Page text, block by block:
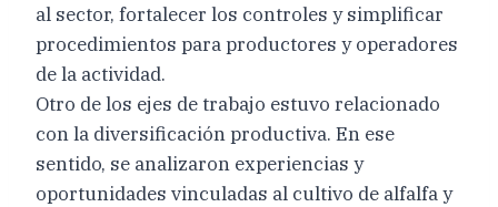
al sector, fortalecer los controles y simplificar
procedimientos para productores y operadores
de la actividad.
Otro de los ejes de trabajo estuvo relacionado
con la diversificación productiva. En ese
sentido, se analizaron experiencias y
oportunidades vinculadas al cultivo de alfalfa y